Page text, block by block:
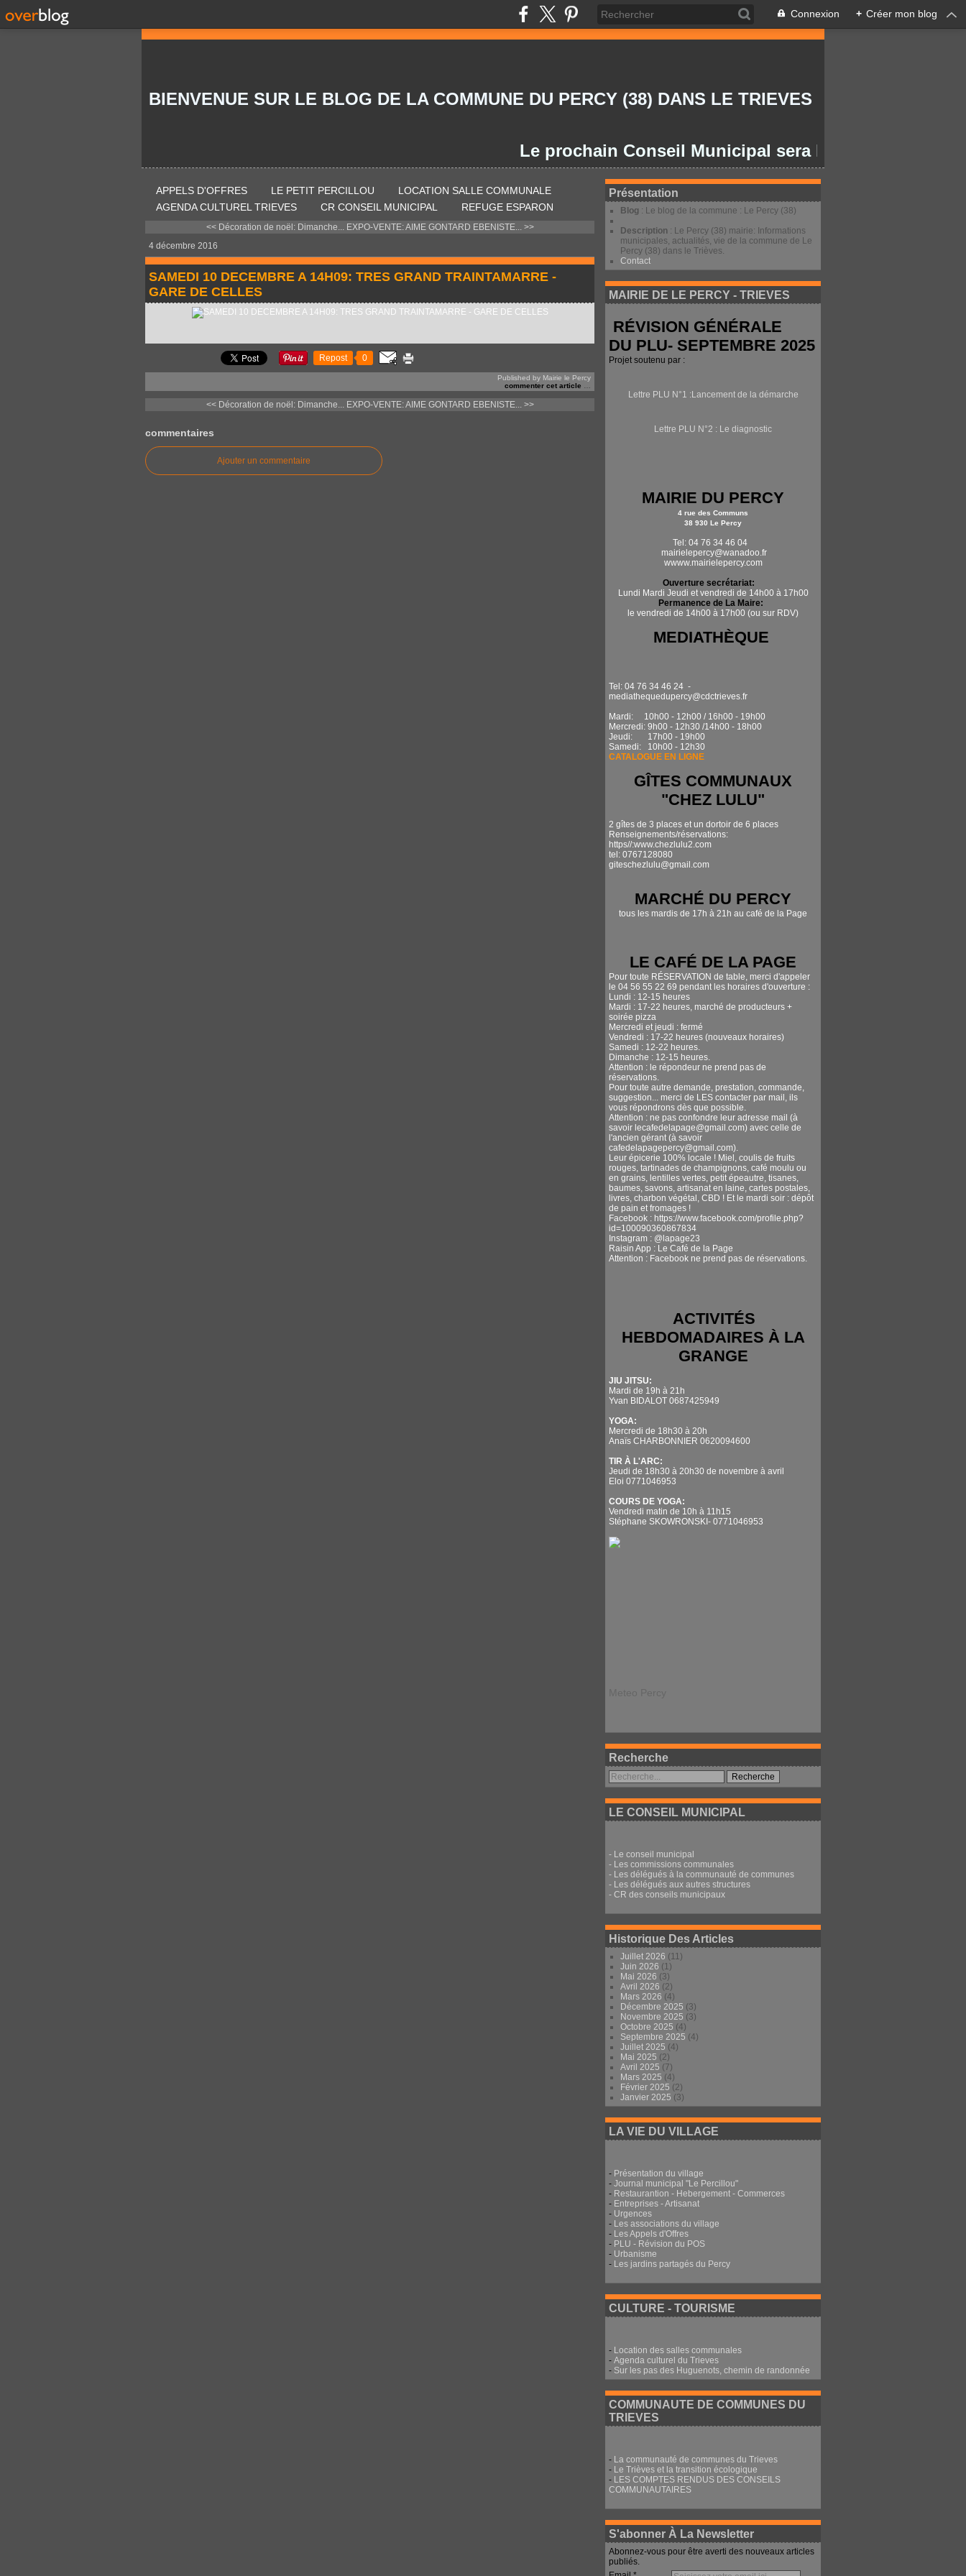
Connexion + Créer mon blog
BIENVENUE SUR LE BLOG DE LA COMMUNE DU PERCY (38) DANS LE TRIEVES
Le prochain Conseil Municipal sera le lundi 27/07/2026 à
APPELS D'OFFRES LE PETIT PERCILLOU
LOCATION SALLE COMMUNALE
AGENDA CULTUREL TRIEVES
CR CONSEIL MUNICIPAL REFUGE ESPARON
<< Décoration de noël: Dimanche... EXPO-VENTE: AIME GONTARD EBENISTE... >>
4 décembre 2016
SAMEDI 10 DECEMBRE A 14H09: TRES GRAND TRAINTAMARRE -
GARE DE CELLES
Repost 0
Published by Mairie le Percy
commenter cet article
<< Décoration de noël: Dimanche... EXPO-VENTE: AIME GONTARD EBENISTE... >>
commentaires
Ajouter un commentaire
Présentation
Blog : Le blog de la commune : Le Percy (38)
Description : Le Percy (38) mairie: Informations
municipales, actualités, vie de la commune de Le
Percy (38) dans le Trièves.
Contact
MAIRIE DE LE PERCY - TRIEVES
RÉVISION GÉNÉRALE
DU PLU- SEPTEMBRE 2025
Projet soutenu par :
Lettre PLU N°1 :Lancement de la démarche
Lettre PLU N°2 : Le diagnostic
MAIRIE DU PERCY
4 rue des Communs
38 930 Le Percy
Tel: 04 76 34 46 04
mairielepercy@wanadoo.fr
wwww.mairielepercy.com
Ouverture secrétariat:
Lundi Mardi Jeudi et vendredi de 14h00 à 17h00
Permanence de La Maire:
le vendredi de 14h00 à 17h00 (ou sur RDV)
MEDIATHÈQUE
Tel: 04 76 34 46 24 -
mediathequedupercy@cdctrieves.fr
Mardi: 10h00 - 12h00 / 16h00 - 19h00
Mercredi: 9h00 - 12h30 /14h00 - 18h00
Jeudi: 17h00 - 19h00
Samedi: 10h00 - 12h30
CATALOGUE EN LIGNE
GÎTES COMMUNAUX
"CHEZ LULU"
2 gîtes de 3 places et un dortoir de 6 places
Renseignements/réservations:
https//:www.chezlulu2.com
tel: 0767128080
giteschezlulu@gmail.com
MARCHÉ DU PERCY
tous les mardis de 17h à 21h au café de la Page
LE CAFÉ DE LA PAGE
Pour toute RÉSERVATION de table, merci d'appeler
le 04 56 55 22 69 pendant les horaires d'ouverture :
Lundi : 12-15 heures
Mardi : 17-22 heures, marché de producteurs +
soirée pizza
Mercredi et jeudi : fermé
Vendredi : 17-22 heures (nouveaux horaires)
Samedi : 12-22 heures.
Dimanche : 12-15 heures.
Attention : le répondeur ne prend pas de
réservations.
Pour toute autre demande, prestation, commande,
suggestion... merci de LES contacter par mail, ils
vous répondrons dès que possible.
Attention : ne pas confondre leur adresse mail (à
savoir lecafedelapage@gmail.com) avec celle de
l'ancien gérant (à savoir
cafedelapagepercy@gmail.com).
Leur épicerie 100% locale ! Miel, coulis de fruits
rouges, tartinades de champignons, café moulu ou
en grains, lentilles vertes, petit épeautre, tisanes,
baumes, savons, artisanat en laine, cartes postales,
livres, charbon végétal, CBD ! Et le mardi soir : dépôt
de pain et fromages !
Facebook : https://www.facebook.com/profile.php?
id=100090360867834
Instagram : @lapage23
Raisin App : Le Café de la Page
Attention : Facebook ne prend pas de réservations.
ACTIVITÉS
HEBDOMADAIRES À LA
GRANGE
JIU JITSU:
Mardi de 19h à 21h
Yvan BIDALOT 0687425949
YOGA:
Mercredi de 18h30 à 20h
Anaïs CHARBONNIER 0620094600
TIR À L'ARC:
Jeudi de 18h30 à 20h30 de novembre à avril
Eloi 0771046953
COURS DE YOGA:
Vendredi matin de 10h à 11h15
Stéphane SKOWRONSKI- 0771046953
Recherche
LE CONSEIL MUNICIPAL
- Le conseil municipal
- Les commissions communales
- Les délégués à la communauté de communes
- Les délégués aux autres structures
- CR des conseils municipaux
Historique Des Articles
Juillet 2026 (11)
Juin 2026 (1)
Mai 2026 (3)
Avril 2026 (2)
Mars 2026 (4)
Décembre 2025 (3)
Novembre 2025 (3)
Octobre 2025 (4)
Septembre 2025 (4)
Juillet 2025 (4)
Mai 2025 (2)
Avril 2025 (7)
Mars 2025 (4)
Février 2025 (2)
Janvier 2025 (3)
LA VIE DU VILLAGE
- Présentation du village
- Journal municipal "Le Percillou"
- Restaurantion - Hebergement - Commerces
- Entreprises - Artisanat
- Urgences
- Les associations du village
- Les Appels d'Offres
- PLU - Révision du POS
- Urbanisme
- Les jardins partagés du Percy
CULTURE - TOURISME
- Location des salles communales
- Agenda culturel du Trieves
- Sur les pas des Huguenots, chemin de randonnée
COMMUNAUTE DE COMMUNES DU
TRIEVES
- La communauté de communes du Trieves
- Le Trièves et la transition écologique
- LES COMPTES RENDUS DES CONSEILS
COMMUNAUTAIRES
S'abonner À La Newsletter
Abonnez-vous pour être averti des nouveaux articles
publiés.